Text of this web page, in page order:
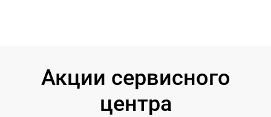
Акции сервисного
центра